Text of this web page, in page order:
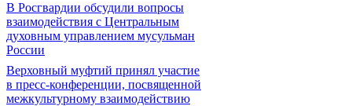
В Росгвардии обсудили вопросы
взаимодействия с Центральным
духовным управлением мусульман
России
Верховный муфтий принял участие
в пресс-конференции, посвященной
межкультурному взаимодействию